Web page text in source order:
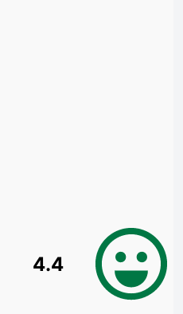
4.4